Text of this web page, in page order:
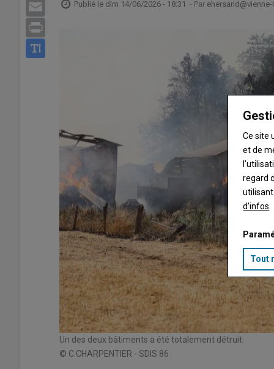
Email
Publié le dim 14/06/2026 - 18:31 - Par
Un des deux bâtiments a été totalement détruit.
© C.CHARPENTIER - SDIS 86
Ce site
et de
regard
utilisant
d'infos
Tout